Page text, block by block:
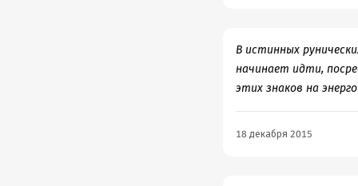
В истинных
начинает идти,
этих знаков на
18 декабря 2015